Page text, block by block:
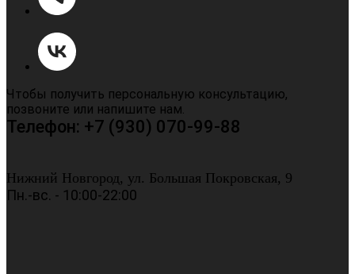
Чтобы получить персональную консультацию,
позвоните или напишите нам.
Телефон: +7 (930) 070-99-88
Нижний Новгород, ул. Большая Покровская, 9
Пн.-вс. - 10:00-22:00